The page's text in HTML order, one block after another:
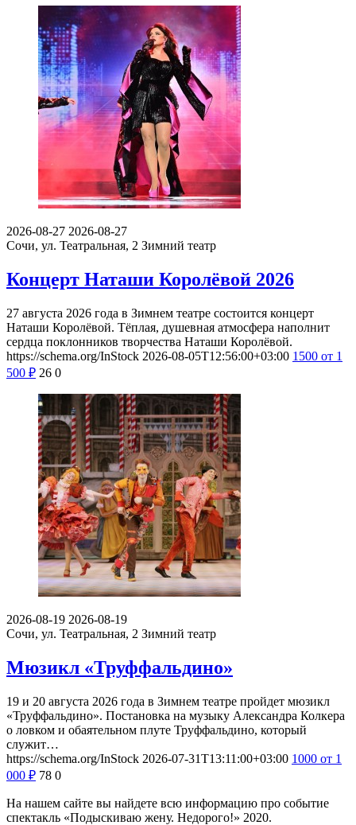
2026-08-27 2026-08-27
Сочи, ул. Театральная, 2 Зимний театр
Концерт Наташи Королёвой 2026
27 августа 2026 года в Зимнем театре состоится концерт
Наташи Королёвой. Тёплая, душевная атмосфера наполнит
сердца поклонников творчества Наташи Королёвой.
https://schema.org/InStock 2026-08-05T12:56:00+03:00 1500 от 1
500 ₽ 26 0
2026-08-19 2026-08-19
Сочи, ул. Театральная, 2 Зимний театр
Мюзикл «Труффальдино»
19 и 20 августа 2026 года в Зимнем театре пройдет мюзикл
«Труффальдино». Постановка на музыку Александра Колкера
о ловком и обаятельном плуте Труффальдино, который
служит…
https://schema.org/InStock 2026-07-31T13:11:00+03:00 1000 от 1
000 ₽ 78 0
На нашем сайте вы найдете всю информацию про событие
спектакль «Подыскиваю жену. Недорого!» 2020.